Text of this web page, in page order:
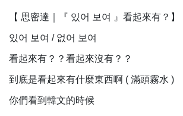
【 思密達｜『 있어 보여 』看起來有？】⠀
있어 보여 / 없어 보여
看起來有？？看起來沒有？？
到底是看起來有什麼東西啊 ( 滿頭霧水 )
你們看到韓文的時候